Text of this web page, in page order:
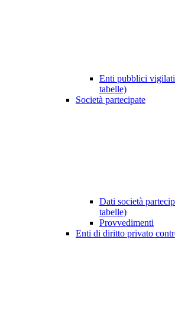
Enti pubblici
tabelle)
Società partecipate
Dati società
tabelle)
Provvedimenti
Enti di diritto privato